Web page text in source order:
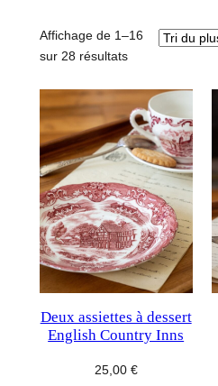
Affichage de 1–16
sur 28 résultatsTrié
plus
récent
au
plus
ancien
Deux assiettes à dessert
English Country Inns
25,00 €